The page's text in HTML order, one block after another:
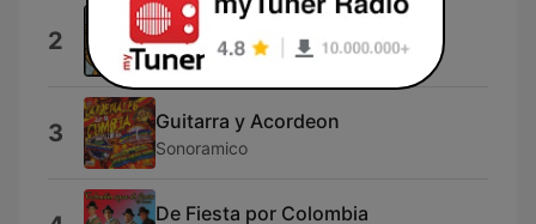
2 Virgen del Carmen
Jésed
3 Guitarra y Acordeon
Sonoramico
De Fiesta por Colombia